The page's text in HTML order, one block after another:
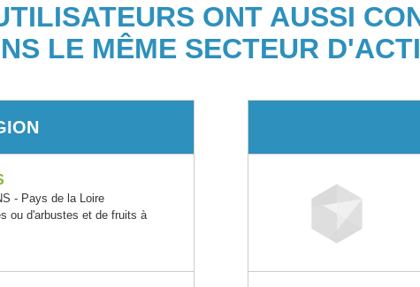
ONT AUSSI
LE MÊME SECTEUR
- Pays de la Loire
ou d'arbustes et de fruits à